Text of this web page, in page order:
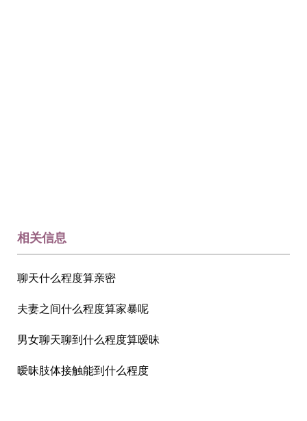
相关信息
聊天什么程度算亲密
夫妻之间什么程度算家暴呢
男女聊天聊到什么程度算暧昧
暧昧肢体接触能到什么程度